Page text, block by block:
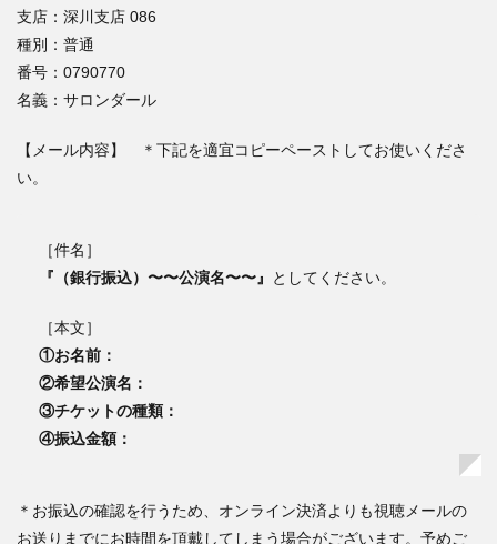
支店：深川支店 086
種別：普通
番号：0790770
名義：サロンダール
【メール内容】 ＊下記を適宜コピーペーストしてお使いくださ
い。
［件名］
『（銀行振込）〜〜公演名〜〜』
としてください。
［本文］
①お名前：
②希望公演名：
③チケットの種類：
④振込金額：
＊お振込の確認を行うため、オンライン決済よりも視聴メールの
お送りまでにお時間を頂戴してしまう場合がございます。予めご